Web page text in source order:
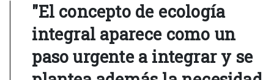
"El concepto de ecología
integral aparece como un
paso urgente a integrar y se